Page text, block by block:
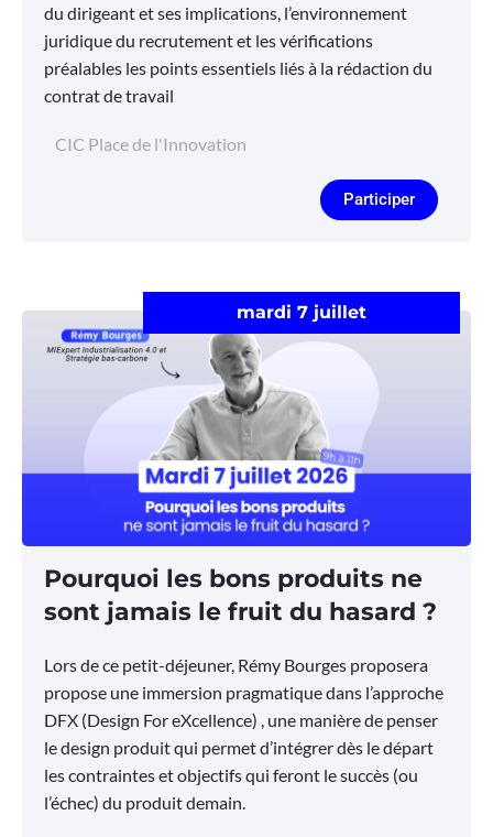
du dirigeant et ses implications, l’environnement
juridique du recrutement et les vérifications
préalables les points essentiels liés à la rédaction du
contrat de travail
CIC Place de l'Innovation
Participer
mardi 7 juillet
Pourquoi les bons produits ne
sont jamais le fruit du hasard ?
Lors de ce petit-déjeuner, Rémy Bourges proposera
propose une immersion pragmatique dans l’approche
DFX (Design For eXcellence) , une manière de penser
le design produit qui permet d’intégrer dès le départ
les contraintes et objectifs qui feront le succès (ou
l’échec) du produit demain.